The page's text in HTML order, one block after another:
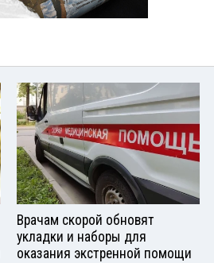
Врачам скорой обновят
укладки и наборы для
оказания экстренной помощи